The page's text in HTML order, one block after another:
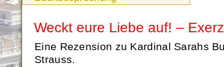
Weckt eure Liebe auf! –
Eine Rezension zu Kardinal Sarahs
Strauss.